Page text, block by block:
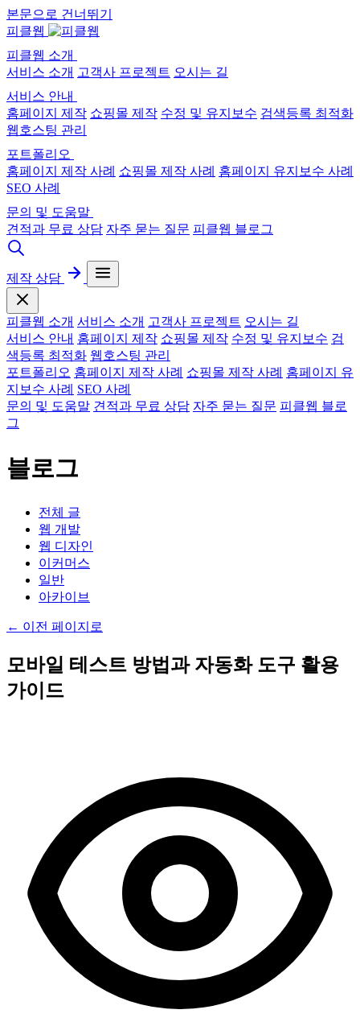
본문으로 건너뛰기
피클웹
피클웹 소개
서비스 소개 고객사 프로젝트 오시는 길
서비스 안내
홈페이지 제작 쇼핑몰 제작 수정 및 유지보수 검색등록 최적화
웹호스팅 관리
포트폴리오
홈페이지 제작 사례 쇼핑몰 제작 사례 홈페이지 유지보수 사례
SEO 사례
문의 및 도움말
견적과 무료 상담 자주 묻는 질문 피클웹 블로그
제작 상담
피클웹 소개 서비스 소개 고객사 프로젝트 오시는 길
서비스 안내 홈페이지 제작 쇼핑몰 제작 수정 및 유지보수 검
색등록 최적화 웹호스팅 관리
포트폴리오 홈페이지 제작 사례 쇼핑몰 제작 사례 홈페이지 유
지보수 사례 SEO 사례
문의 및 도움말 견적과 무료 상담 자주 묻는 질문 피클웹 블로
그
블로그
전체 글
웹 개발
웹 디자인
이커머스
일반
아카이브
← 이전 페이지로
모바일 테스트 방법과 자동화 도구 활용
가이드